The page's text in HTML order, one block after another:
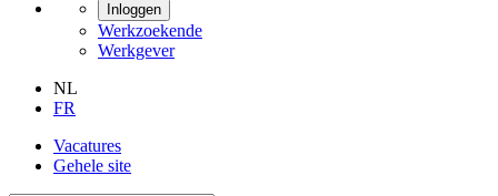
Inloggen
Werkzoekende
Werkgever
NL
FR
Vacatures
Gehele site